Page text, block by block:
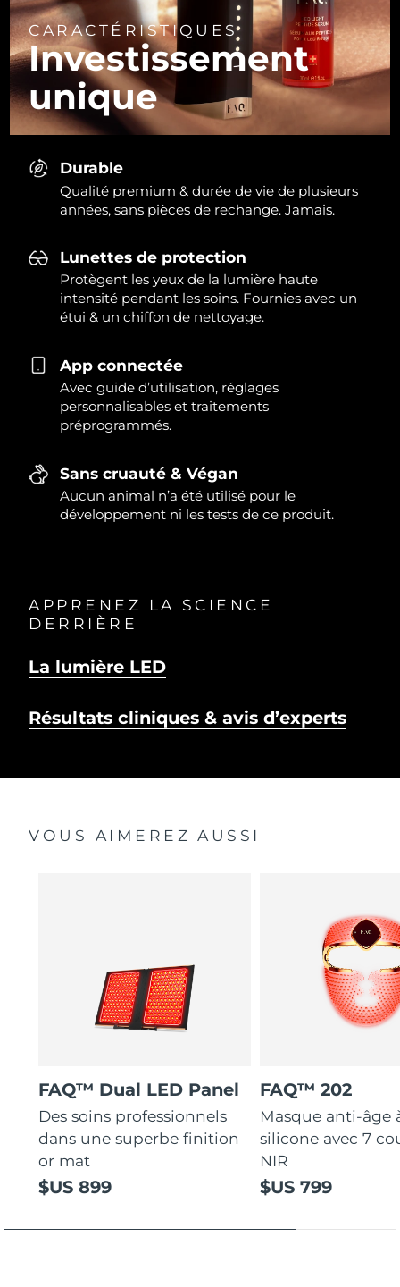
CARACTÉRISTIQUES
Investissement
unique
Durable
Qualité premium & durée de vie de plusieurs
années, sans pièces de rechange. Jamais.
Lunettes de protection
Protègent les yeux de la lumière haute
intensité pendant les soins. Fournies avec un
étui & un chiffon de nettoyage.
App connectée
Avec guide d’utilisation, réglages
personnalisables et traitements
préprogrammés.
Sans cruauté & Végan
Aucun animal n’a été utilisé pour le
développement ni les tests de ce produit.
APPRENEZ LA SCIENCE
DERRIÈRE
La lumière LED
Résultats cliniques & avis d’experts
VOUS AIMEREZ AUSSI
FAQ™ Dual LED Panel
Des soins professionnels
dans une superbe finition
or mat
$US 899
FAQ™ 202
Masque anti-âge
silicone avec 7
NIR
$US 799